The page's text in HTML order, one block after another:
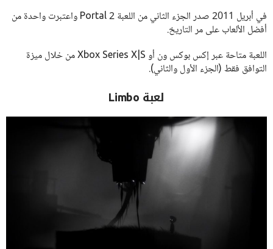
في أبريل 2011 صدر الجزء الثاني من اللعبة Portal 2 واعتبرت واحدة من
أفضل الألعاب على مر التاريخ.
اللعبة متاحة عبر إكس بوكس ون أو Xbox Series X|S من خلال ميزة
التوافق فقط (الجزء الأول والثاني).
لعبة Limbo